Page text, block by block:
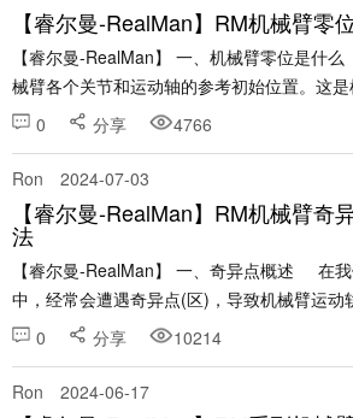
【睿尔曼-RealMan】RM机械臂零
【睿尔曼-RealMan】 一、机械臂零位是什
械臂各个关节和运动轴的参考初始位置。这
之前预先定义的一个标准位置，所有的运动和
0 分享 4766
Ron 2024-07-03
【睿尔曼-RealMan】RM机械臂奇
法
【睿尔曼-RealMan】 一、奇异点概述 在
中，经常会遭遇奇异点(区)，导致机械臂运动
致关节速度无法控制，要想机械臂顺利完成任
0 分享 10214
Ron 2024-06-17